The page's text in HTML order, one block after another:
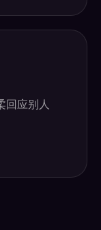
回应别人